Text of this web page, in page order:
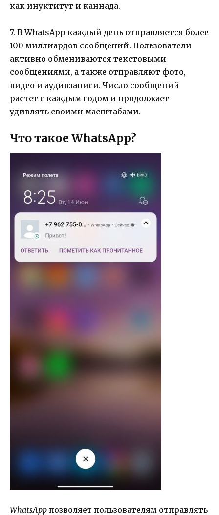
как инуктитут и каннада.
7. В WhatsApp каждый день отправляется более
100 миллиардов сообщений. Пользователи
активно обмениваются текстовыми
сообщениями, а также отправляют фото,
видео и аудиозаписи. Число сообщений
растет с каждым годом и продолжает
удивлять своими масштабами.
Что такое WhatsApp?
WhatsApp позволяет пользователям отправлять